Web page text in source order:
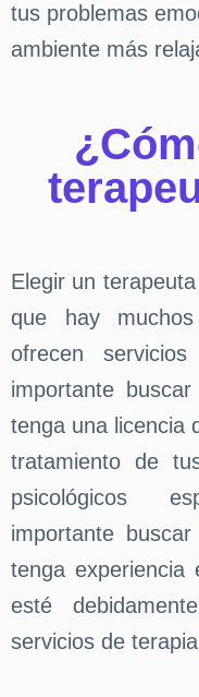
tus problemas
ambiente más
Elegir un
que hay
ofrecen
importante
tenga una licencia
tratamiento de
psicológicos
importante
tenga
esté
servicios de